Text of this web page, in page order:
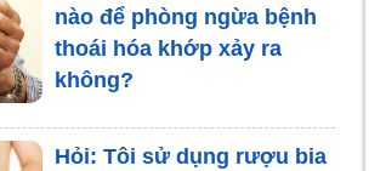
nào để phòng ngừa bệnh
thoái hóa khớp xảy ra
không?
Hỏi: Tôi sử dụng rượu bia